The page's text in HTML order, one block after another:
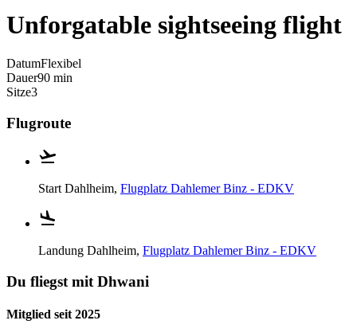
Unforgatable sightseeing flight
DatumFlexibel
Dauer90 min
Sitze3
Flugroute
Start Dahlheim, Flugplatz Dahlemer Binz - EDKV
Landung Dahlheim, Flugplatz Dahlemer Binz - EDKV
Du fliegst mit Dhwani
Mitglied seit 2025